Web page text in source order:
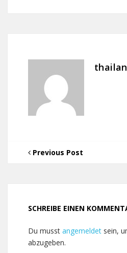
Previous Post
SCHREIBE EINEN
Du musst angemeldet sein,
abzugeben.